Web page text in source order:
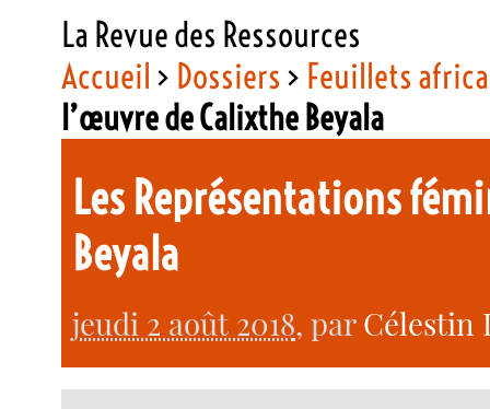
La Revue des Ressources
Accueil > Dossiers > Feuillets
l’œuvre de Calixthe Beyala
Les Représentations
Beyala
jeudi 2 août 2018, parCélestin